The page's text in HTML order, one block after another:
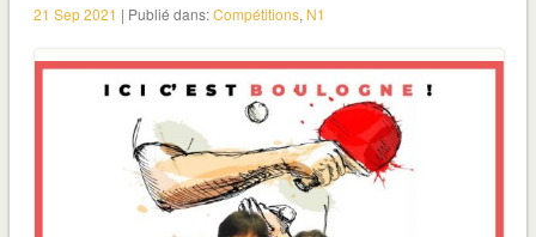
21 Sep 2021 | Publié dans:Compétitions, N1